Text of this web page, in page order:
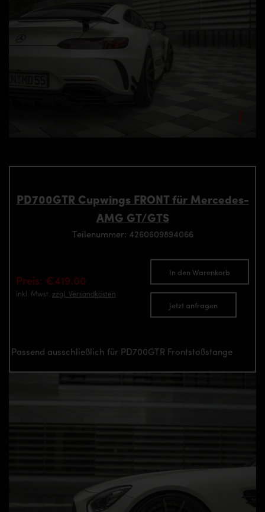
PD700GTR Cupwings FRONT für Mercedes-
AMG GT/GTS
Teilenummer: 4260609894066
Preis: €419.00
inkl. Mwst. zzgl. Versandkosten
In den Warenkorb
Jetzt anfragen
Passend ausschließlich für PD700GTR Frontstoßstange